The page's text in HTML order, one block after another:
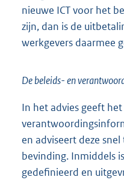
nieuwe ICT voor het
zijn, dan is de
werkgevers daarmee
De beleids- en
In het advies geeft
en adviseert deze
bevinding. Inmiddels
gedefinieerd en